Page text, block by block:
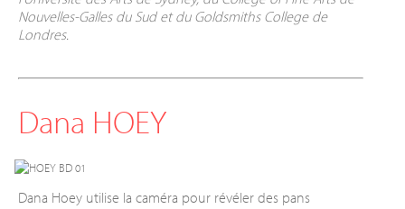
Nouvelles-Galles du Sud et du Goldsmiths College de
Londres.
Dana HOEY
Dana Hoey utilise la caméra pour révéler des pans